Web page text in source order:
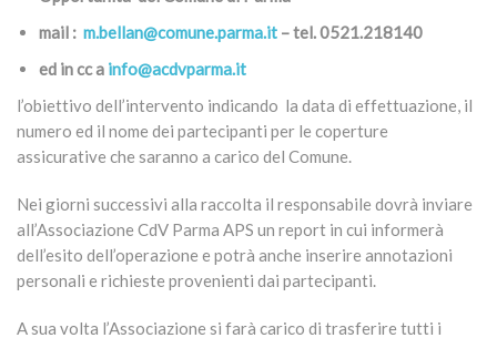
mail : m.bellan@comune.parma.it – tel. 0521.218140
ed in cc a info@acdvparma.it
l’obiettivo dell’intervento indicando la data di effettuazione, il
numero ed il nome dei partecipanti per le coperture
assicurative che saranno a carico del Comune.
Nei giorni successivi alla raccolta il responsabile dovrà inviare
all’Associazione CdV Parma APS un report in cui informerà
dell’esito dell’operazione e potrà anche inserire annotazioni
personali e richieste provenienti dai partecipanti.
A sua volta l’Associazione si farà carico di trasferire tutti i